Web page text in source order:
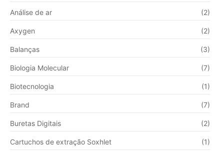
Análise de ar (2)
Axygen (2)
Balanças (3)
Biologia Molecular (7)
Biotecnologia (1)
Brand (7)
Buretas Digitais (2)
Cartuchos de extração Soxhlet (1)